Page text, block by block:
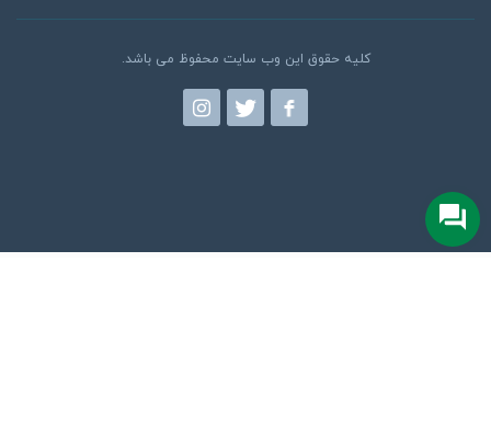
کلیه حقوق این وب سایت محفوظ می باشد.